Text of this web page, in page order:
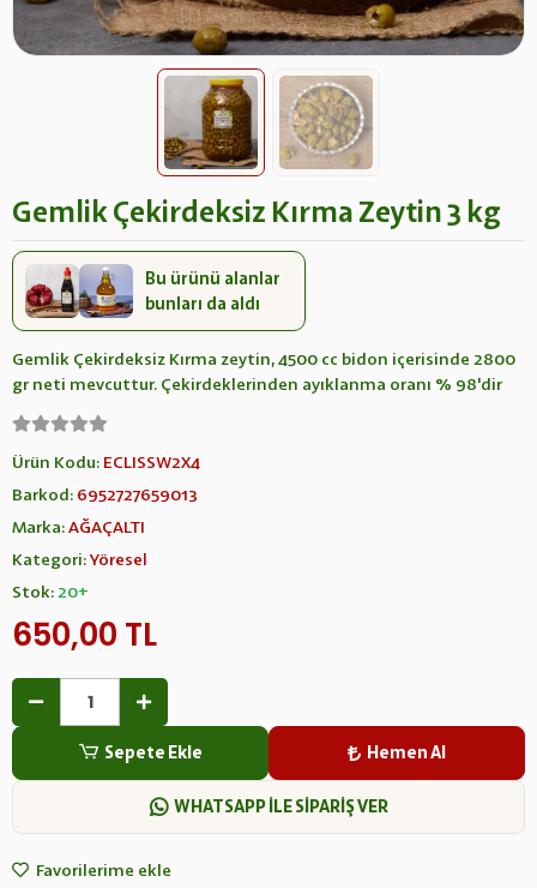
Gemlik Çekirdeksiz Kırma Zeytin 3 kg
Bu ürünü alanlar
bunları da aldı
Gemlik Çekirdeksiz Kırma zeytin, 4500 cc bidon içerisinde 2800
gr neti mevcuttur. Çekirdeklerinden ayıklanma oranı % 98'dir
Ürün Kodu: ECLISSW2X4
Barkod: 6952727659013
Marka:AĞAÇALTI
Kategori:Yöresel
Stok:20+
650,00 TL
Sepete Ekle Hemen Al
WHATSAPP İLE SİPARİŞ VER
Favorilerime ekle